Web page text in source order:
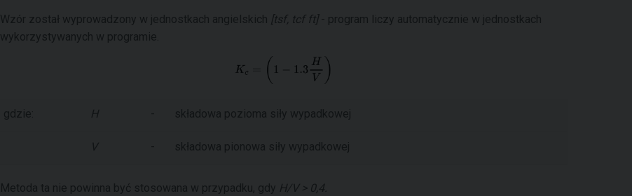
Wzór został wyprowadzony w jednostkach angielskich [tsf, tcf ft]- program liczy automatycznie w jednostkach
wykorzystywanych w programie.
gdzie: H - składowa pozioma siły wypadkowej
V - składowa pionowa siły wypadkowej
Metoda ta nie powinna być stosowana w przypadku, gdy H/V > 0,4.